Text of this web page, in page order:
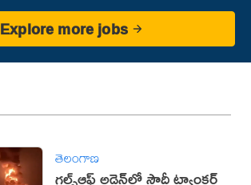
Explore more jobs
తెలంగాణ
గల్ఫ్‌ఆఫ్‌ అడెన్‌లో సౌదీ ట్యాంకర్‌